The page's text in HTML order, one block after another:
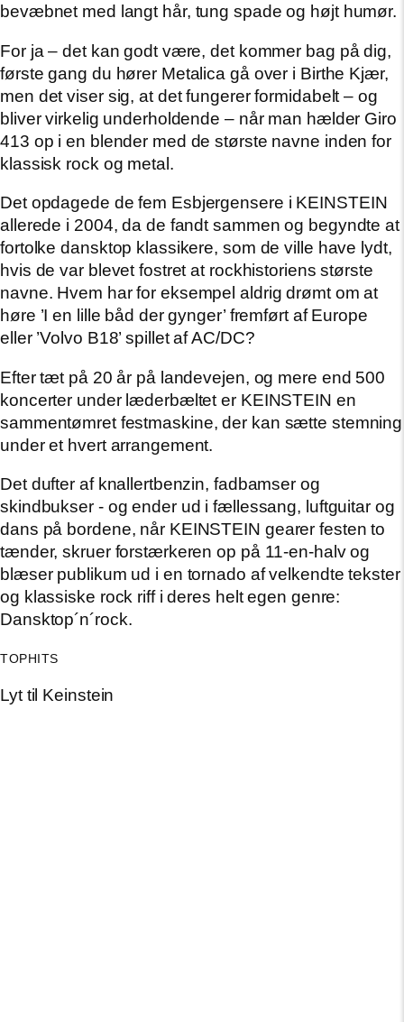
bevæbnet med langt hår, tung spade og højt humør.
For ja – det kan godt være, det kommer bag på dig,
første gang du hører Metalica gå over i Birthe Kjær,
men det viser sig, at det fungerer formidabelt – og
bliver virkelig underholdende – når man hælder Giro
413 op i en blender med de største navne inden for
klassisk rock og metal.
Det opdagede de fem Esbjergensere i KEINSTEIN
allerede i 2004, da de fandt sammen og begyndte at
fortolke dansktop klassikere, som de ville have lydt,
hvis de var blevet fostret at rockhistoriens største
navne. Hvem har for eksempel aldrig drømt om at
høre ’I en lille båd der gynger’ fremført af Europe
eller ’Volvo B18’ spillet af AC/DC?
Efter tæt på 20 år på landevejen, og mere end 500
koncerter under læderbæltet er KEINSTEIN en
sammentømret festmaskine, der kan sætte stemning
under et hvert arrangement.
Det dufter af knallertbenzin, fadbamser og
skindbukser - og ender ud i fællessang, luftguitar og
dans på bordene, når KEINSTEIN gearer festen to
tænder, skruer forstærkeren op på 11-en-halv og
blæser publikum ud i en tornado af velkendte tekster
og klassiske rock riff i deres helt egen genre:
Dansktop´n´rock.
TOPHITS
Lyt til Keinstein